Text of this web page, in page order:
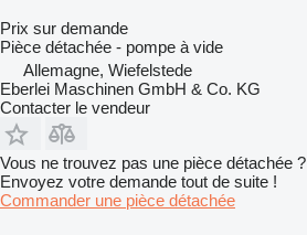
Prix sur demande
Pièce détachée - pompe à vide
Allemagne, Wiefelstede
Eberlei Maschinen GmbH & Co. KG
Contacter le vendeur
Vous ne trouvez pas une pièce détachée ?
Envoyez votre demande tout de suite !
Commander une pièce détachée